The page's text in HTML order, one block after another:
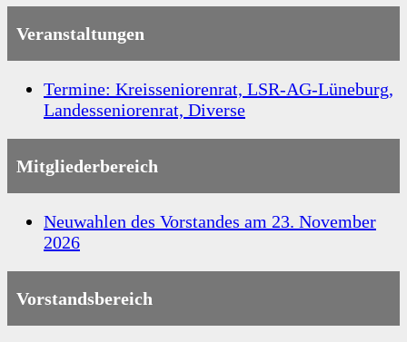
Veranstaltungen
Termine: Kreisseniorenrat, LSR-AG-Lüneburg,
Landesseniorenrat, Diverse
Mitgliederbereich
Neuwahlen des Vorstandes am 23. November
2026
Vorstandsbereich